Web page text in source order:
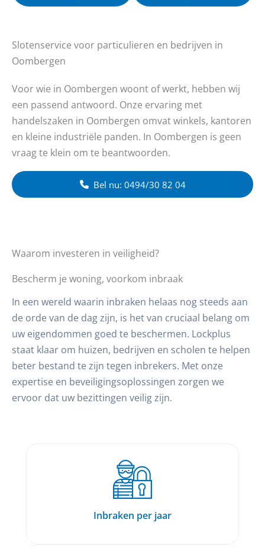
Slotenservice voor particulieren en bedrijven in
Oombergen
Voor wie in Oombergen woont of werkt, hebben wij
een passend antwoord. Onze ervaring met
handelszaken in Oombergen omvat winkels, kantoren
en kleine industriële panden. In Oombergen is geen
vraag te klein om te beantwoorden.
Bel nu: 0494/30 82 04
Waarom investeren in veiligheid?
Bescherm je woning, voorkom inbraak
In een wereld waarin inbraken helaas nog steeds aan
de orde van de dag zijn, is het van cruciaal belang om
uw eigendommen goed te beschermen. Lockplus
staat klaar om huizen, bedrijven en scholen te helpen
beter bestand te zijn tegen inbrekers. Met onze
expertise en beveiligingsoplossingen zorgen we
ervoor dat uw bezittingen veilig zijn.
Inbraken per jaar